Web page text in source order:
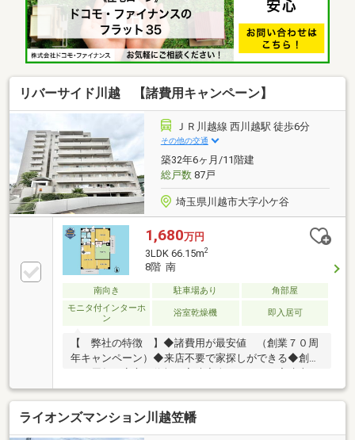
越伊勢原店 徒歩4分(約270m)・御伊勢塚公園 徒歩4分
(約250m)・川越市立霞ケ関北小学校 徒歩6分(約
450m)■ ご希望の住まい探しをお手伝いします
━━━━━・・・物件の詳細・ご相談はお気軽にお問
リバーサイド川越 【諸費用キャンペーン】
ＪＲ川越線 西川越駅 徒歩6分
その他の交通
築32年6ヶ月/11階建
総戸数87戸
埼玉県川越市大字小ケ谷
1,680万円
3LDK 66.15m2
8階 南
南向き 駐車場あり
角部屋
モニタ付インターホ
ン
浴室乾燥機 即入居可
【 弊社の特徴 】◆諸費用が最安値 （創業７０周
年キャンペーン）◆来店不要で家探しができる◆創業
７０周年、安心と信頼の実績◆全スタッフが宅建士の
資格保有者◆提携ローン多数！低金利の銀行ご提案し
ます◆購入後のちょっとしたリフォームまで、自社施
工で承ります＼＼納得の『手厚いサポート』をお約束
します／／戸建て、マンションどっちがいいの？月々
ライオンズマンション川越笠幡